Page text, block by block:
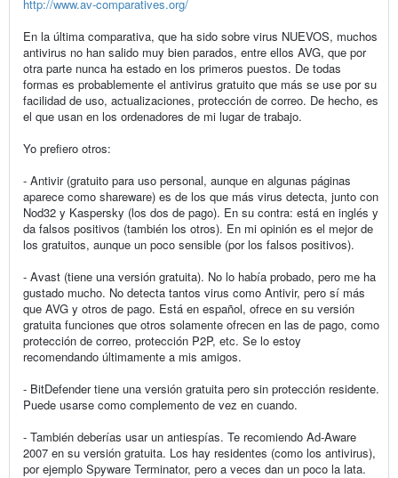
http://www.av-comparatives.org/
En la última comparativa, que ha sido sobre virus NUEVOS, muchos
antivirus no han salido muy bien parados, entre ellos AVG, que por
otra parte nunca ha estado en los primeros puestos. De todas
formas es probablemente el antivirus gratuito que más se use por su
facilidad de uso, actualizaciones, protección de correo. De hecho, es
el que usan en los ordenadores de mi lugar de trabajo.
Yo prefiero otros:
- Antivir (gratuito para uso personal, aunque en algunas páginas
aparece como shareware) es de los que más virus detecta, junto con
Nod32 y Kaspersky (los dos de pago). En su contra: está en inglés y
da falsos positivos (también los otros). En mi opinión es el mejor de
los gratuitos, aunque un poco sensible (por los falsos positivos).
- Avast (tiene una versión gratuita). No lo había probado, pero me ha
gustado mucho. No detecta tantos virus como Antivir, pero sí más
que AVG y otros de pago. Está en español, ofrece en su versión
gratuita funciones que otros solamente ofrecen en las de pago, como
protección de correo, protección P2P, etc. Se lo estoy
recomendando últimamente a mis amigos.
- BitDefender tiene una versión gratuita pero sin protección residente.
Puede usarse como complemento de vez en cuando.
- También deberías usar un antiespías. Te recomiendo Ad-Aware
2007 en su versión gratuita. Los hay residentes (como los antivirus),
por ejemplo Spyware Terminator, pero a veces dan un poco la lata.